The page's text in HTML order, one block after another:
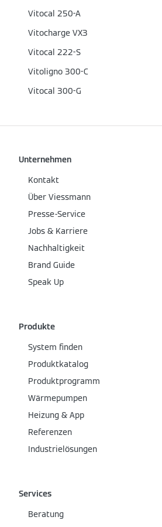
Vitocal 250-A
Vitocharge VX3
Vitocal 222-S
Vitoligno 300-C
Vitocal 300-G
Unternehmen
Kontakt
Über Viessmann
Presse-Service
Jobs & Karriere
Nachhaltigkeit
Brand Guide
Speak Up
Produkte
System finden
Produktkatalog
Produktprogramm
Wärmepumpen
Heizung & App
Referenzen
Industrielösungen
Services
Beratung